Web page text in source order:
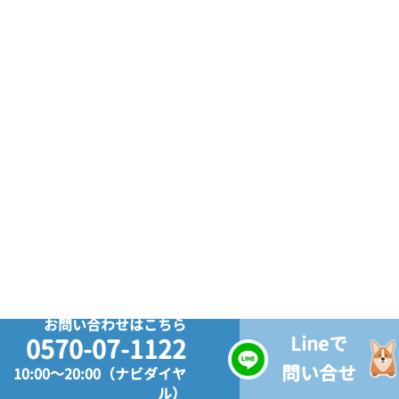
お問い合わせはこちら
0570-07-1122
10:00～20:00（ナビダイヤ
ル）
Lineで
問い合せ